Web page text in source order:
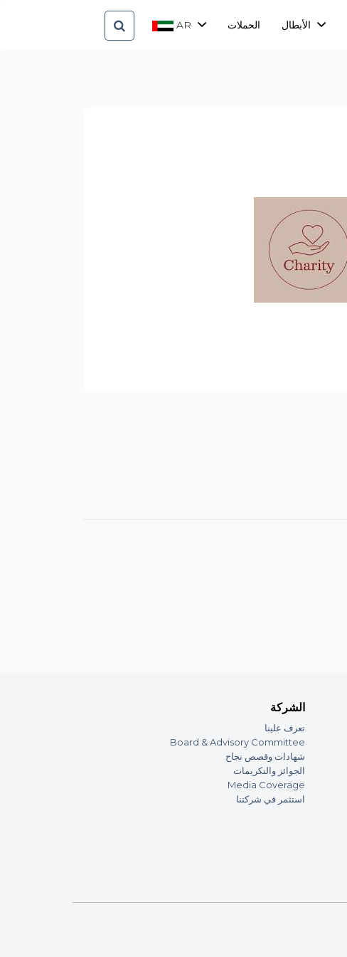
AR الحملات
الشركة
تعرف علينا
Board & Advisory Committee
شهادات وقصص نجاح
الجوائز والتكريمات
Media Coverage
استثمر في شركتنا